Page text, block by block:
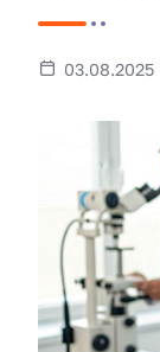
03.08.2025